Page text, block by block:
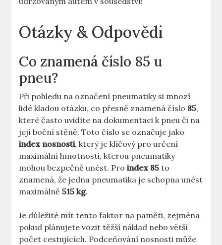
Otázky & Odpovědi
Co znamená číslo 85 u
pneu?
Při pohledu na označení pneumatiky si mnozí
lidé kladou otázku, co přesně znamená číslo 85,
které často uvidíte na dokumentaci k pneu či na
její boční stěně. Toto číslo se označuje jako
index nosnosti, který je klíčový pro určení
maximální hmotnosti, kterou pneumatiky
mohou bezpečně unést. Proindex 85 to
znamená, že jedna pneumatika je schopna unést
maximálně515 kg.
Je důležité mít tento faktor na paměti, zejména
pokud plánujete vozit těžší náklad nebo větší
počet cestujících. Podceňování nosnosti může